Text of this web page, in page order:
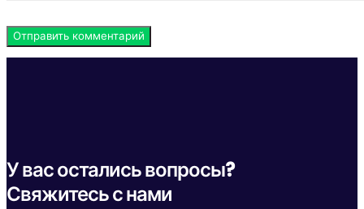
У вас остались вопросы?
Свяжитесь с нами